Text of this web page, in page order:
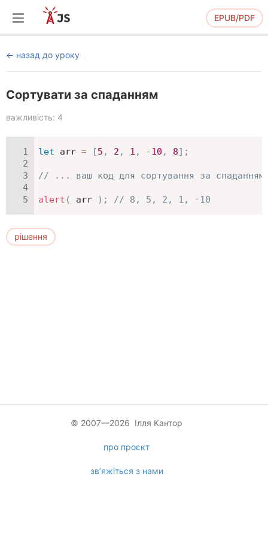
EPUB/PDF
назад до уроку
Сортувати за спаданням
важливість: 4
let arr = [5 , 2 , 1 , -10 , 8] ;
// ... ваш код для сортування за спаданням
alert ( arr ) ; // 8, 5, 2, 1, -10
рішення
© 2007—2026 Ілля Кантор
про проєкт
зв’яжіться з нами